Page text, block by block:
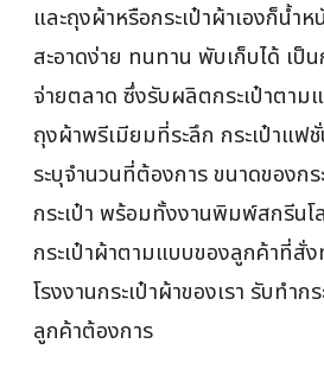
และถุงผ้าหรือกระเป๋าผ้าเองก็น้ำ
สะอาดง่าย ทนทาน พับเก็บได้ เป็น
จ่ายตลาด ซึ่งรับผลิตกระเป๋าตาม
ถุงผ้าพรีเมียมที่ระลึก กระเป๋าแฟ
ระบุจำนวนที่ต้องการ ขนาดของก
กระเป๋า พร้อมทั้งงานพิมพ์สกรีนโ
กระเป๋าผ้าตามแบบของลูกค้าที่สั่ง
โรงงานกระเป๋าผ้าของเรา รับทำ
ลูกค้าต้องการ